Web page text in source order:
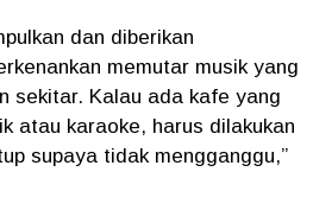
dan diberikan
memutar musik yang
sekitar. Kalau ada kafe yang
atau karaoke, harus dilakukan
supaya tidak mengganggu,”